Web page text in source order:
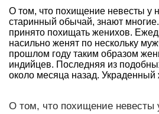
О том, что похищение невесты у
старинный обычай, знают
принято похищать женихов.
насильно женят по нескольку
прошлом году таким образом
индийцев. Последняя из
около месяца назад. Украденный
О том, что похищение невесты